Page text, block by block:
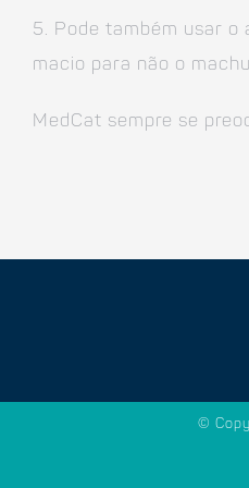
5. Pode também usar o
macio para não o
MedCat sempre se
©